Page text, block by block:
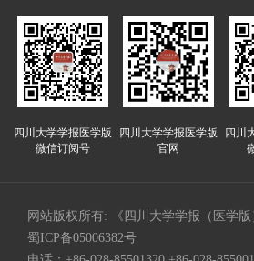
四川大学学报医学版
微信订阅号
四川大学学报医学版
官网
四川
网站版权所有: 《四川大学学报（医学
蜀ICP备05006382号